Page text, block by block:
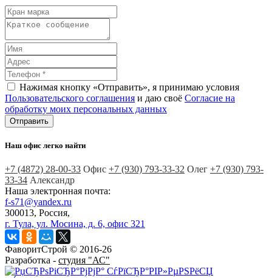
Нажимая кнопку «Отправить», я принимаю условия
Пользовательского соглашения и даю своё Согласие на
обработку моих персональных данных
Наш офис легко найти
+7 (4872) 28-00-33 Офис +7 (930) 793-33-32 Олег +7 (930) 793-
33-34 Александр
Наша электронная почта:
f-s71@yandex.ru
300013, Россия,
г. Тула, ул. Мосина, д. 6, офис 321
ФаворитСтрой © 2016-26
Разработка - студия "АС"